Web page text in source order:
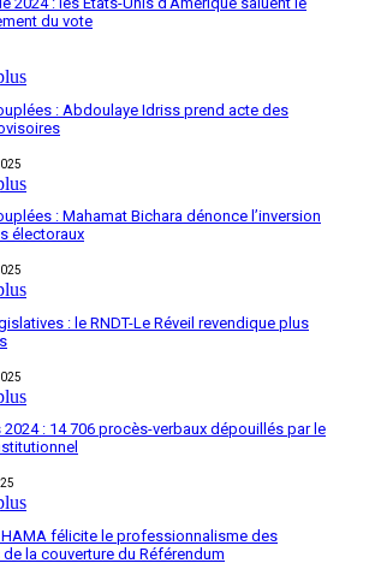
du vote
: Abdoulaye Idriss prend acte des
: Mahamat Bichara dénonce l’inversion
électoraux
: le RNDT-Le Réveil revendique plus
: 14 706 procès-verbaux dépouillés par le
félicite le professionnalisme des
la couverture du Référendum